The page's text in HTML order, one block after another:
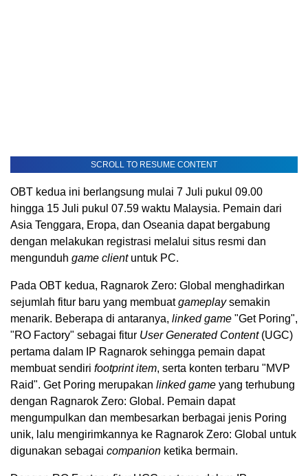
SCROLL TO RESUME CONTENT
OBT kedua ini berlangsung mulai 7 Juli pukul 09.00
hingga 15 Juli pukul 07.59 waktu Malaysia. Pemain dari
Asia Tenggara, Eropa, dan Oseania dapat bergabung
dengan melakukan registrasi melalui situs resmi dan
mengunduh game clientuntuk PC.
Pada OBT kedua, Ragnarok Zero: Global menghadirkan
sejumlah fitur baru yang membuatgameplaysemakin
menarik. Beberapa di antaranya, linked game "Get Poring",
"RO Factory" sebagai fitur User Generated Content(UGC)
pertama dalam IP Ragnarok sehingga pemain dapat
membuat sendiri footprint item, serta konten terbaru "MVP
Raid". Get Poring merupakan linked game yang terhubung
dengan Ragnarok Zero: Global. Pemain dapat
mengumpulkan dan membesarkan berbagai jenis Poring
unik, lalu mengirimkannya ke Ragnarok Zero: Global untuk
digunakan sebagai companion ketika bermain.